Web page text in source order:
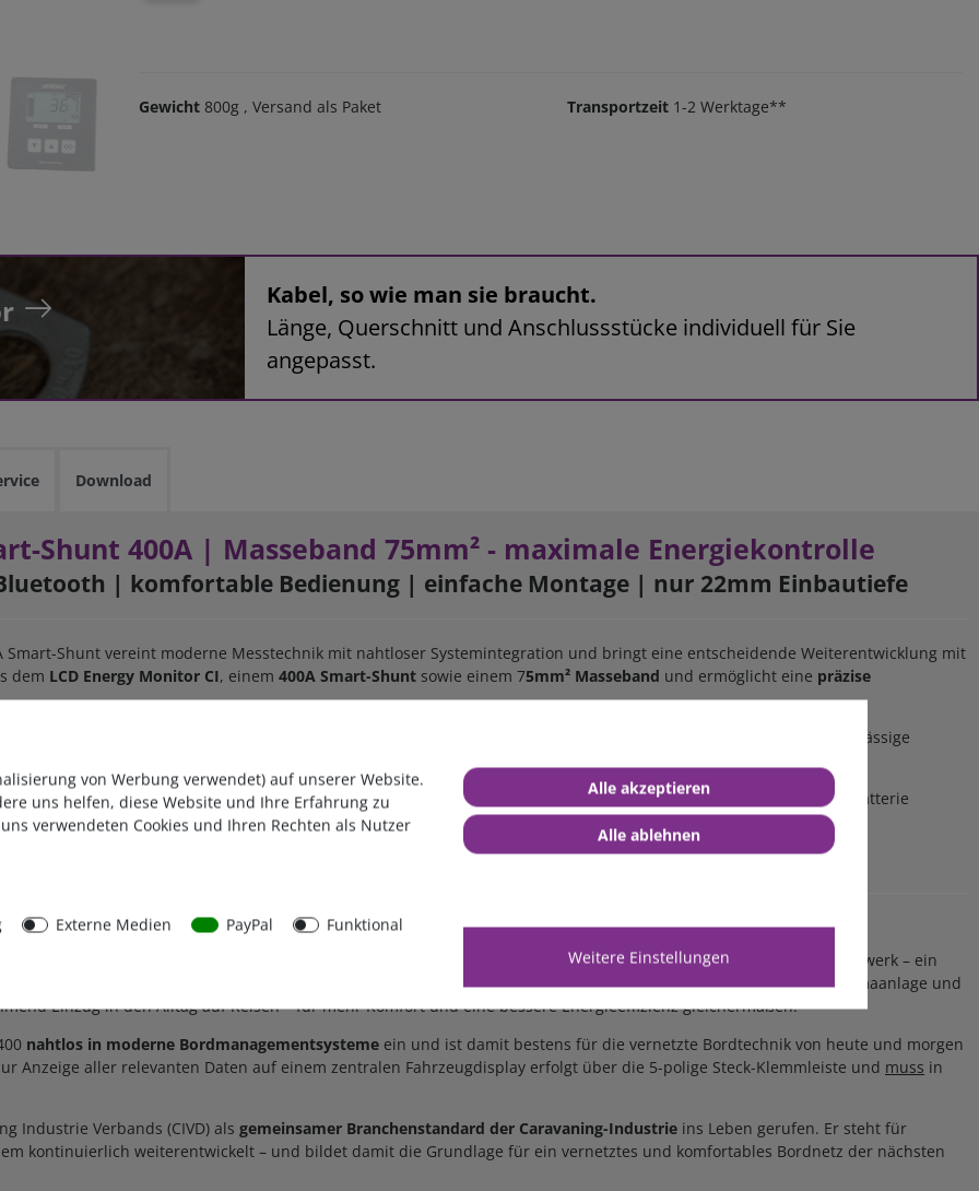
Gewicht 800g , Versand als Paket Transportzeit 1-2 Werktage**
Kabel, so wie man sie braucht.
Länge, Querschnitt und Anschlussstücke individuell für Sie
angepasst.
Download
Shunt 400A | Masseband 75mm² - maximale Energiekontrolle
| komfortable Bedienung | einfache Montage | nur 22mm Einbautiefe
Smart-Shunt vereint moderne Messtechnik mit nahtloser Systemintegration und bringt eine entscheidende Weiterentwicklung mit
dem LCD Energy Monitor CI, einem 400A Smart-Shunt sowie einem 75mm² Masseband und ermöglicht eine präzise
Bordnetz- und Energiemanagementsysteme einbinden und bietet eine zukunftssichere Lösung für die zuverlässige
im Lieferumfang enthaltene 400A Smart-Shunt CI (Präzisions-Messwiderstand) wird direkt am Minuspol der Bordbatterie
verbunden. So ist das System schnell und unkompliziert betriebsbereit.
Werte auch über das Handy oder Tablet anzeigen und speichern lassen.
einer Vielzahl von Geräten und Funktionen im Bordnetzwerk – ein
widerspiegelt. So halten innovative Lösungen wie die drahtlose Steuerung von Heizung, Klimaanlage und
Einzug in den Alltag auf Reisen – für mehr Komfort und eine bessere Energieeffizienz gleichermaßen.
nahtlos in moderne Bordmanagementsysteme ein und ist damit bestens für die vernetzte Bordtechnik von heute und morgen
Anzeige aller relevanten Daten auf einem zentralen Fahrzeugdisplay erfolgt über die 5-polige Steck-Klemmleiste und muss in
Industrie Verbands (CIVD) als gemeinsamer Branchenstandard der Caravaning-Industrie ins Leben gerufen. Er steht für
kontinuierlich weiterentwickelt – und bildet damit die Grundlage für ein vernetztes und komfortables Bordnetz der nächsten
von Werbung verwendet) auf unserer Website.
uns helfen, diese Website und Ihre Erfahrung zu
verwendeten Cookies und Ihren Rechten als Nutzer
Externe Medien PayPal
Funktional
Weitere Einstellungen
Alle akzeptieren
Alle ablehnen